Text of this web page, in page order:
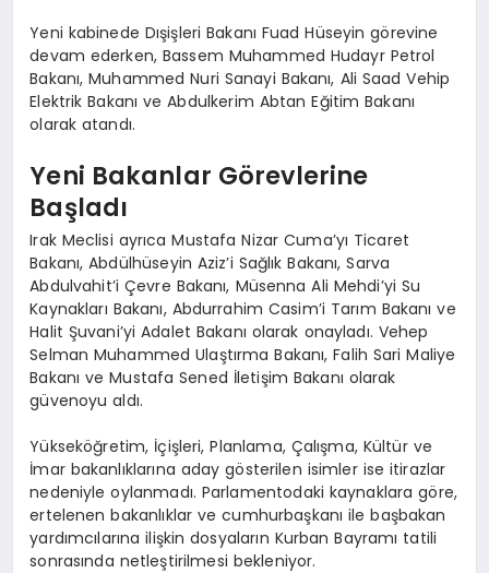
Yeni kabinede Dışişleri Bakanı Fuad Hüseyin görevine
devam ederken, Bassem Muhammed Hudayr Petrol
Bakanı, Muhammed Nuri Sanayi Bakanı, Ali Saad Vehip
Elektrik Bakanı ve Abdulkerim Abtan Eğitim Bakanı
olarak atandı.
Yeni Bakanlar Görevlerine
Başladı
Irak Meclisi ayrıca Mustafa Nizar Cuma’yı Ticaret
Bakanı, Abdülhüseyin Aziz’i Sağlık Bakanı, Sarva
Abdulvahit’i Çevre Bakanı, Müsenna Ali Mehdi’yi Su
Kaynakları Bakanı, Abdurrahim Casim’i Tarım Bakanı ve
Halit Şuvani’yi Adalet Bakanı olarak onayladı. Vehep
Selman Muhammed Ulaştırma Bakanı, Falih Sari Maliye
Bakanı ve Mustafa Sened İletişim Bakanı olarak
güvenoyu aldı.
Yükseköğretim, İçişleri, Planlama, Çalışma, Kültür ve
İmar bakanlıklarına aday gösterilen isimler ise itirazlar
nedeniyle oylanmadı. Parlamentodaki kaynaklara göre,
ertelenen bakanlıklar ve cumhurbaşkanı ile başbakan
yardımcılarına ilişkin dosyaların Kurban Bayramı tatili
sonrasında netleştirilmesi bekleniyor.